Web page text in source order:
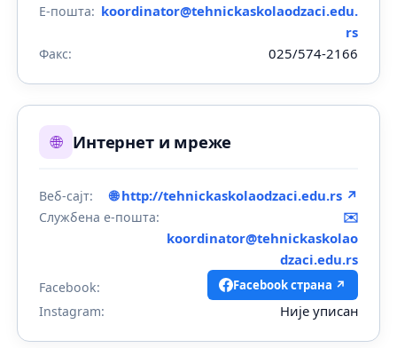
Е-пошта: koordinator@tehnickaskolaodzaci.edu.
rs
Факс: 025/574-2166
🌐 Интернет и мреже
Веб-сајт: 🌐 http://tehnickaskolaodzaci.edu.rs ↗
Службена е-пошта:
✉️
koordinator@tehnickaskolao
dzaci.edu.rs
Facebook: Facebook страна ↗
Instagram: Није уписан